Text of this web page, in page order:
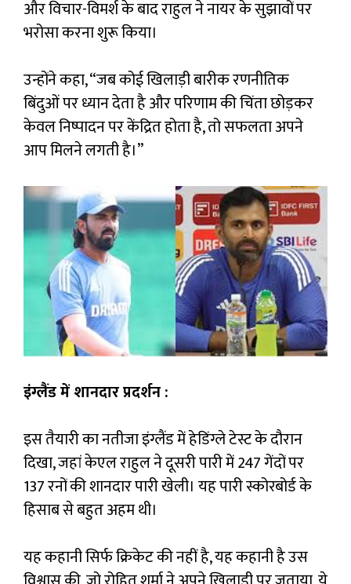
और विचार-विमर्श के बाद राहुल ने नायर के सुझावों पर
भरोसा करना शुरू किया।
उन्होंने कहा, “जब कोई खिलाड़ी बारीक रणनीतिक
बिंदुओं पर ध्यान देता है और परिणाम की चिंता छोड़कर
केवल निष्पादन पर केंद्रित होता है, तो सफलता अपने
आप मिलने लगती है।”
इंग्लैंड में शानदार प्रदर्शन :
इस तैयारी का नतीजा इंग्लैंड में हेडिंग्ले टेस्ट के दौरान
दिखा, जहां केएल राहुल ने दूसरी पारी में 247 गेंदों पर
137 रनों की शानदार पारी खेली। यह पारी स्कोरबोर्ड के
हिसाब से बहुत अहम थी।
यह कहानी सिर्फ क्रिकेट की नहीं है, यह कहानी है उस